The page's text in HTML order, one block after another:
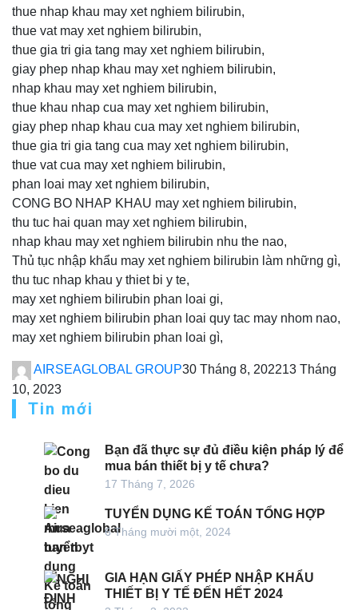
thue nhap khau may xet nghiem bilirubin,
thue vat may xet nghiem bilirubin,
thue gia tri gia tang may xet nghiem bilirubin,
giay phep nhap khau may xet nghiem bilirubin,
nhap khau may xet nghiem bilirubin,
thue khau nhap cua may xet nghiem bilirubin,
giay phep nhap khau cua may xet nghiem bilirubin,
thue gia tri gia tang cua may xet nghiem bilirubin,
thue vat cua may xet nghiem bilirubin,
phan loai may xet nghiem bilirubin,
CONG BO NHAP KHAU may xet nghiem bilirubin,
thu tuc hai quan may xet nghiem bilirubin,
nhap khau may xet nghiem bilirubin nhu the nao,
Thủ tục nhập khẩu may xet nghiem bilirubin làm những gì,
thu tuc nhap khau y thiet bi y te,
may xet nghiem bilirubin phan loai gi,
may xet nghiem bilirubin phan loai quy tac may nhom nao,
may xet nghiem bilirubin phan loai gì,
AIRSEAGLOBAL GROUP30 Tháng 8, 202213 Tháng
10, 2023
Tin mới
Bạn đã thực sự đủ điều kiện pháp lý để
mua bán thiết bị y tế chưa?
17 Tháng 7, 2026
TUYỂN DỤNG KẾ TOÁN TỔNG HỢP
6 Tháng mười một, 2024
GIA HẠN GIẤY PHÉP NHẬP KHẨU
THIẾT BỊ Y TẾ ĐẾN HẾT 2024